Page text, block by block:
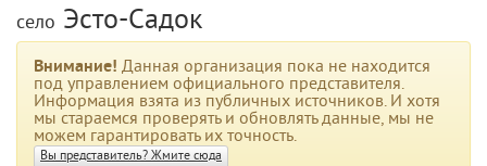
село Эсто-Садок
Внимание! Данная организация пока не находится
под управлением официального представителя.
Информация взята из публичных источников. И хотя
мы стараемся проверять и обновлять данные, мы не
можем гарантировать их точность.
Вы представитель? Жмите сюда